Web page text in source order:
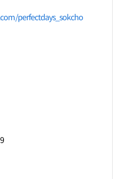
perfectdays_sokcho